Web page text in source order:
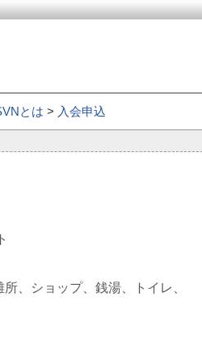
とは > 入会申込
、ショップ、銭湯、トイレ、